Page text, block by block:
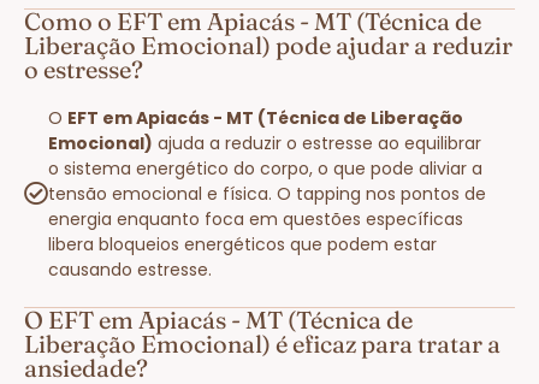
Como o EFT em Apiacás - MT (Técnica de
Liberação Emocional) pode ajudar a reduzir
o estresse?
O EFT em Apiacás - MT (Técnica de Liberação
Emocional) ajuda a reduzir o estresse ao equilibrar
o sistema energético do corpo, o que pode aliviar a
tensão emocional e física. O tapping nos pontos de
energia enquanto foca em questões específicas
libera bloqueios energéticos que podem estar
causando estresse.
O EFT em Apiacás - MT (Técnica de
Liberação Emocional) é eficaz para tratar a
ansiedade?